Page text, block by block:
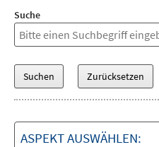
Suche
ASPEKT AUSWÄHLEN: